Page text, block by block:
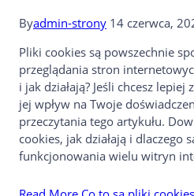
Byadmin-strony 14 czerwca,
Pliki cookies są powszechnie
przeglądania stron
i jak działają? Jeśli chcesz
jej wpływ na Twoje
przeczytania tego artykułu.
cookies, jak działają i dlaczego
funkcjonowania wielu witryn